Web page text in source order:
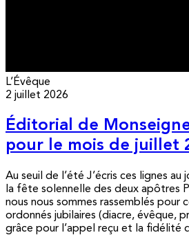
L’Évêque
2 juillet 2026
Éditorial de
pour le mois de juillet
Au seuil de l’été J’écris ces lignes au
la fête solennelle des deux apôtres
nous nous sommes rassemblés pour
ordonnés jubilaires (diacre, évêque,
grâce pour l’appel reçu et la fidélité